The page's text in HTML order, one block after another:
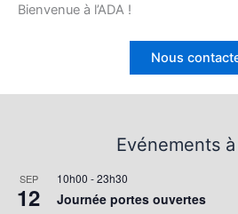
Bienvenue à l’ADA !
Nous
Evénements
SEP
12
10h00 -23h30
Journée portes ouvertes